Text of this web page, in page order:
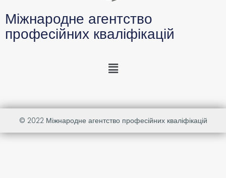
Міжнародне агентство
професійних кваліфікацій
© 2022 Міжнародне агентство професійних кваліфікацій